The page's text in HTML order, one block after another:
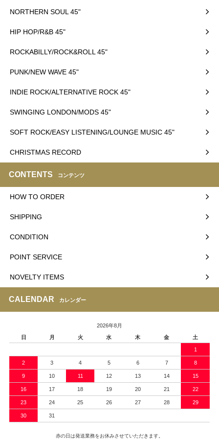
NORTHERN SOUL 45"
HIP HOP/R&B 45"
ROCKABILLY/ROCK&ROLL 45"
PUNK/NEW WAVE 45"
INDIE ROCK/ALTERNATIVE ROCK 45"
SWINGING LONDON/MODS 45"
SOFT ROCK/EASY LISTENING/LOUNGE MUSIC 45"
CHRISTMAS RECORD
CONTENTS コンテンツ
HOW TO ORDER
SHIPPING
CONDITION
POINT SERVICE
NOVELTY ITEMS
CALENDAR カレンダー
2026年8月
日
月 火 水 木 金 土
1
2 3 4 5 6 7 8
9 10 11 12 13 14 15
16 17 18 19 20 21 22
23 24 25 26 27 28 29
30 31
赤の日は発送業務をお休みさせていただきます。